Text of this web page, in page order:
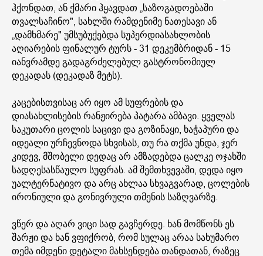
ჰქონდათ, ან ქმარი ჰყავდათ „საზოგადოებაში
თვალსაჩინო", სახლში რამდენიმე ნათესავი ან
„დამხმარე" უმსუბუქებდა სუპერდიასახლობის
აღიარების ფინალურ ტურს - 31 დეკემბრიდან - 15
იანვრამდე გადაგრძელებულ გასტრონომიულ
დეკადას (დეკადაზ მეტს).
კაცებისთვისაც არ იყო ამ სუფრების და
დიასახლისების რანჟირება პატარა ამბავი. ყველას
საკუთარი ცოლის საცივი და გოზინაყი, ხაჭაპური და
იდეალი ურჩევნოდა სხვისას, თუ რა თქმა უნდა, ჯერ
კიდევ, მშობელი დედაც არ ამზადებდა ცალკე ოჯახში
სადღესასწაულო სუფრას. ამ შემთხვევაში, დედა იყო
უალტერნატივო და არც ახლაა სხვაგვარად, ცოლების
ირონიული და გონივრული თმენის საზღვარზე.
ვწერ და აღარ ვიცი სად გავჩერდე. ხან მომწონს ეს
შარჟი და ხან ვფიქრობ, რომ სულაც არაა სახუმარო
თემა იმდენი დეტალი მახსენდება თანდათან, რაზეც